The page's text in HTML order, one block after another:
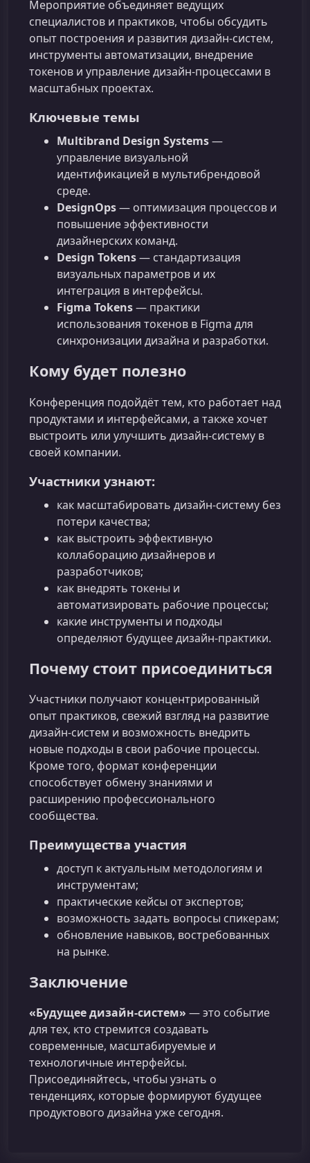
Мероприятие объединяет ведущих
специалистов и практиков, чтобы обсудить
опыт построения и развития дизайн-систем,
инструменты автоматизации, внедрение
токенов и управление дизайн-процессами в
масштабных проектах.
Ключевые темы
Multibrand Design Systems—
управление визуальной
идентификацией в мультибрендовой
среде.
DesignOps— оптимизация процессов и
повышение эффективности
дизайнерских команд.
Design Tokens— стандартизация
визуальных параметров и их
интеграция в интерфейсы.
Figma Tokens— практики
использования токенов в Figma для
синхронизации дизайна и разработки.
Кому будет полезно
Конференция подойдёт тем, кто работает над
продуктами и интерфейсами, а также хочет
выстроить или улучшить дизайн-систему в
своей компании.
Участники узнают:
как масштабировать дизайн-систему без
потери качества;
как выстроить эффективную
коллаборацию дизайнеров и
разработчиков;
как внедрять токены и
автоматизировать рабочие процессы;
какие инструменты и подходы
определяют будущее дизайн-практики.
Почему стоит присоединиться
Участники получают концентрированный
опыт практиков, свежий взгляд на развитие
дизайн-систем и возможность внедрить
новые подходы в свои рабочие процессы.
Кроме того, формат конференции
способствует обмену знаниями и
расширению профессионального
сообщества.
Преимущества участия
доступ к актуальным методологиям и
инструментам;
практические кейсы от экспертов;
возможность задать вопросы спикерам;
обновление навыков, востребованных
на рынке.
Заключение
«Будущее дизайн-систем» — это событие
для тех, кто стремится создавать
современные, масштабируемые и
технологичные интерфейсы.
Присоединяйтесь, чтобы узнать о
тенденциях, которые формируют будущее
продуктового дизайна уже сегодня.